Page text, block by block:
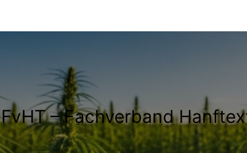
FvHT – Fachverband